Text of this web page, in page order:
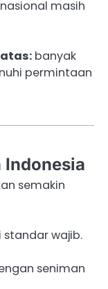
masih
banyak
permintaan
Indonesia
semakin
standar wajib.
seniman